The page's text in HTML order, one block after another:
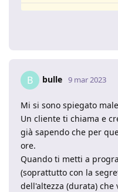
B bulle 9 mar 2023
Mi si sono spiegato
Un cliente ti chiama e
già sapendo che per
ore.
Quando ti metti a
(soprattutto con la
dell'altezza (durata) che